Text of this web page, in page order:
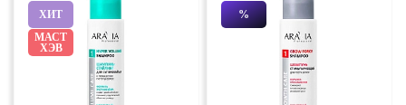
ХИТ
МАСТ
ХЭВ
%